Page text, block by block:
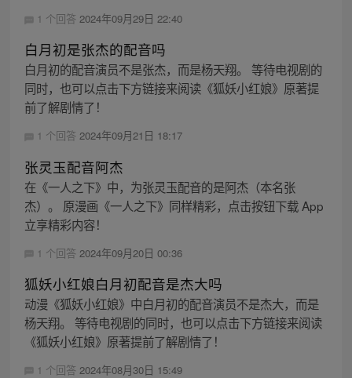
1 个回答 2024年09月29日 22:40
白月初是张杰的配音吗
白月初的配音演员不是张杰，而是杨天翔。 等待电视剧的
同时，也可以点击下方链接来阅读《狐妖小红娘》原著提
前了解剧情了！
1 个回答 2024年09月21日 18:17
张灵玉配音阿杰
在《一人之下》中，为张灵玉配音的是阿杰（本名张
杰）。 原漫画《一人之下》同样精彩，点击按钮下载 App
立享精彩内容！
1 个回答 2024年09月20日 00:36
狐妖小红娘白月初配音是杰大吗
动漫《狐妖小红娘》中白月初的配音演员不是杰大，而是
杨天翔。 等待电视剧的同时，也可以点击下方链接来阅读
《狐妖小红娘》原著提前了解剧情了！
1 个回答 2024年08月30日 15:49